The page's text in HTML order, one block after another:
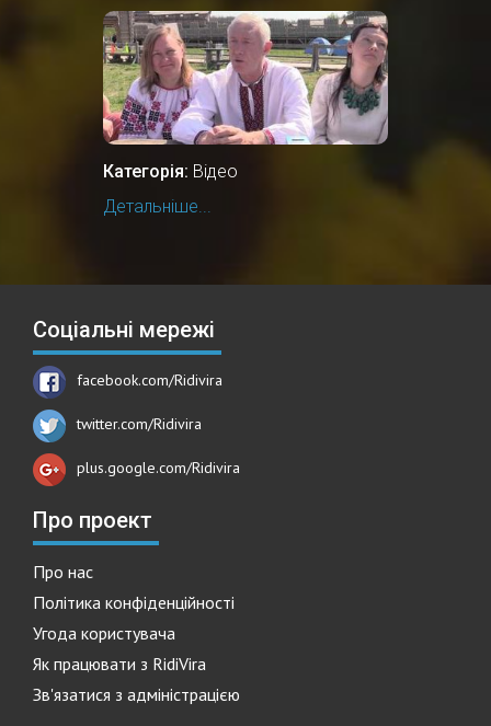
Категорія: Відео
Детальніше...
Соціальні мережі
facebook.com/Ridivira
twitter.com/Ridivira
plus.google.com/Ridivira
Про проект
Про нас
Політика конфіденційності
Угода користувача
Як працювати з RidiVira
Зв'язатися з адміністрацією